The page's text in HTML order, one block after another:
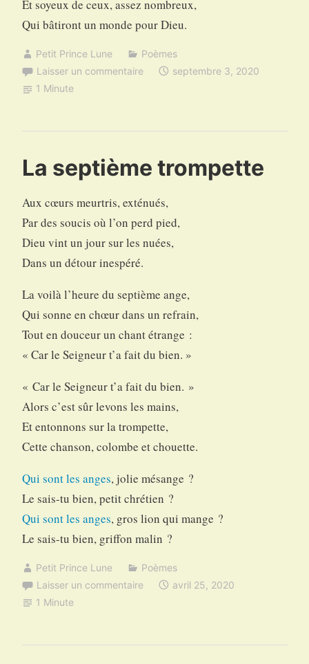
Et soyeux de ceux, assez nombreux,
Qui bâtiront un monde pour Dieu.
Petit Prince Lune
Poèmes
Laisser un commentaire
septembre 3, 2020
1 Minute
La septième trompette
Aux cœurs meurtris, exténués,
Par des soucis où l’on perd pied,
Dieu vint un jour sur les nuées,
Dans un détour inespéré.
La voilà l’heure du septième ange,
Qui sonne en chœur dans un refrain,
Tout en douceur un chant étrange :
« Car le Seigneur t’a fait du bien. »
« Car le Seigneur t’a fait du bien. »
Alors c’est sûr levons les mains,
Et entonnons sur la trompette,
Cette chanson, colombe et chouette.
Qui sont les anges, jolie mésange ?
Le sais-tu bien, petit chrétien ?
Qui sont les anges, gros lion qui mange ?
Le sais-tu bien, griffon malin ?
Petit Prince Lune
Poèmes
Laisser un commentaire
avril 25, 2020
1 Minute